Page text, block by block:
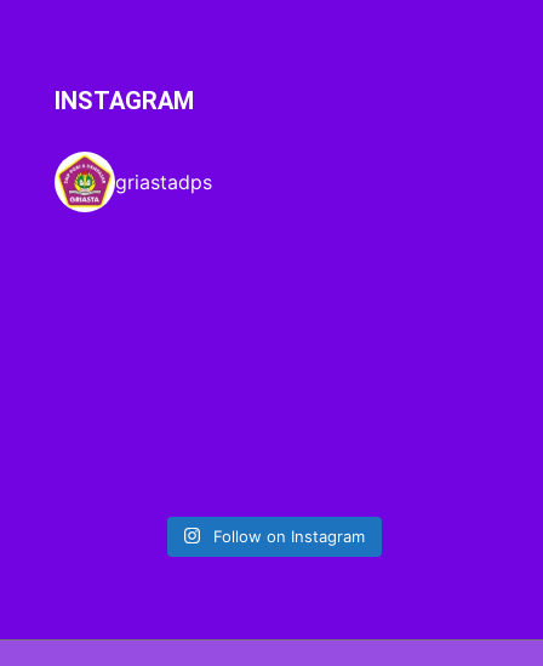
INSTAGRAM
griastadps
Follow on Instagram